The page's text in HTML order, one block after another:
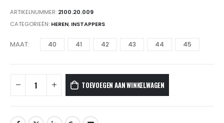
ARTIKELNUMMER: 2100.20.009
CATEGORIEËN: HEREN, INSTAPPERS
MAAT 40 41 42 43 44 45
TOEVOEGEN AAN WINKELWAGEN